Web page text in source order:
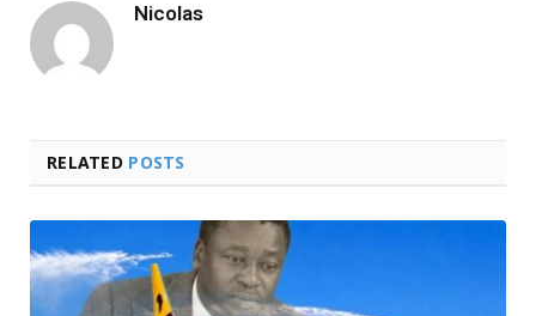
Nicolas
RELATED POSTS